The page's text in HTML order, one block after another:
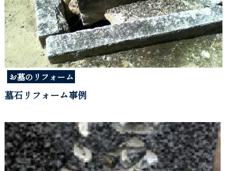
お墓のリフォーム
墓石リフォーム事例